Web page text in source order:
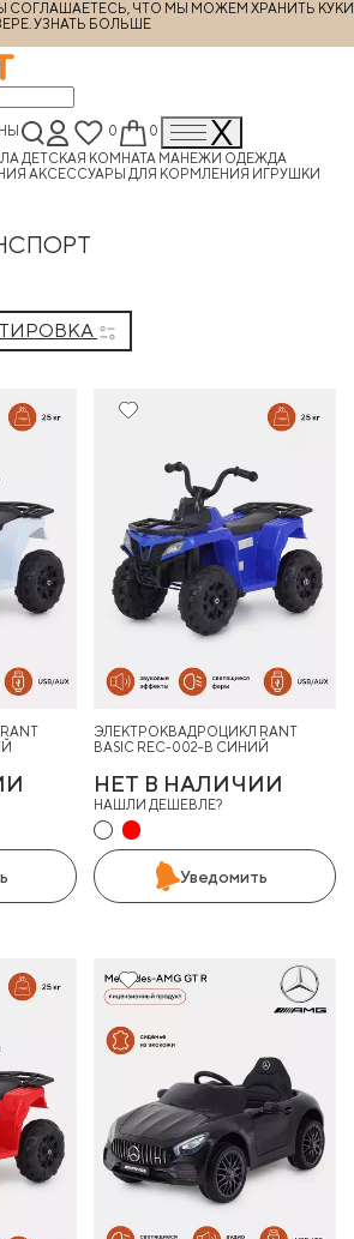
СОГЛАШАЕТЕСЬ, ЧТО МЫ МОЖЕМ ХРАНИТЬ КУКИ
УЗНАТЬ БОЛЬШЕ
0
0
ДЕТСКАЯ КОМНАТА МАНЕЖИ ОДЕЖДА
АКСЕССУАРЫ ДЛЯ КОРМЛЕНИЯ ИГРУШКИ
ЭЛЕКТРОКВАДРОЦИКЛ RANT
BASIC REC-002-B СИНИЙ
НЕТ В НАЛИЧИИ
НАШЛИ ДЕШЕВЛЕ?
Уведомить
29%